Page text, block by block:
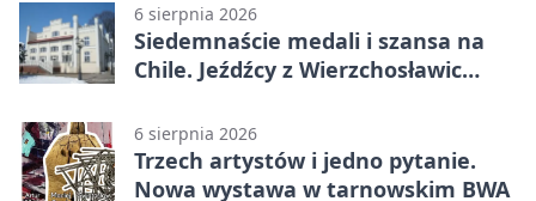
6 sierpnia 2026
Siedemnaście medali i szansa na
Chile. Jeźdźcy z Wierzchosławic
6 sierpnia 2026
Trzech artystów i jedno pytanie.
Nowa wystawa w tarnowskim BWA